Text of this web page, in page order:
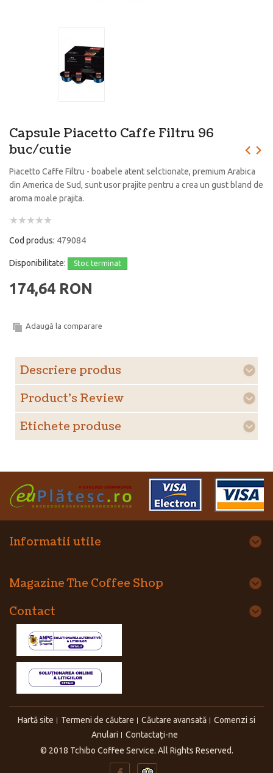
Capsule Piacetto Caffe Filtru 96
buc/cutie
Piacetto Caffe Filtru - boabele atent selctionate, premium Arabica
din America de Sud, sunt usor prajite pentru a crea un gust bland de
aroma moale prajita.
Cod produs: 479084
Disponibilitate: Stoc terminat
174,64 RON
Adaugă la comparare
Descriere produs
Product's Review
Etichete produse
Informatii utile
Magazine The Coffee Shop
Contact
Hartă site Termeni de căutare Căutare avansată
Comenzi si
Anulari
Contactaţi-ne
© 2018 Tchibo Coffee Service. All Rights Reserved.